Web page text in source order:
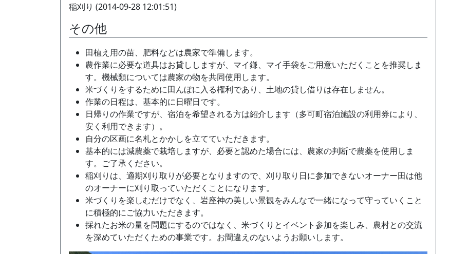
稲刈り (2014-09-28 12:01:51)
その他
田植え用の苗、肥料などは農家で準備します。
農作業に必要な道具はお貸ししますが、マイ鎌、マイ手袋をご用意いただくことを推奨しま
す。機械類については農家の物を共同使用します。
米づくりをするために田んぼに入る権利であり、土地の貸し借りは存在しません。
作業の日程は、基本的に日曜日です。
日帰りの作業ですが、宿泊を希望される方は紹介します（多可町宿泊施設の利用券により、
安く利用できます）。
自分の区画に名札とかかしを立てていただきます。
基本的には減農薬で栽培しますが、必要と認めた場合には、農家の判断で農薬を使用しま
す。ご了承ください。
稲刈りは、適期刈り取りが必要となりますので、刈り取り日に参加できないオーナー田は他
のオーナーに刈り取っていただくことになります。
米づくりを楽しむだけでなく、岩座神の美しい景観をみんなで一緒になって守っていくこと
に積極的にご協力いただきます。
採れたお米の量を問題にするのではなく、米づくりとイベント参加を楽しみ、農村との交流
を深めていただくための事業です。お間違えのないようお願いします。